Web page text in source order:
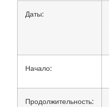
Даты:
Начало:
Продолжительность: